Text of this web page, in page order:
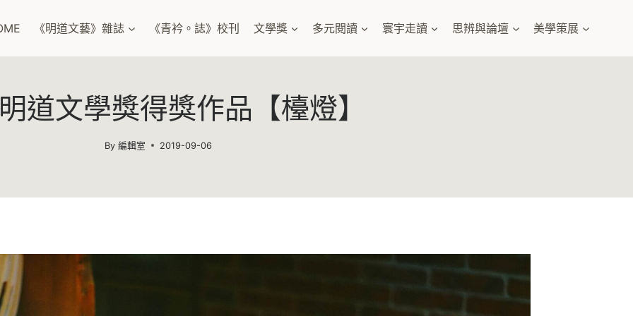
《明道文藝》雜誌 《青衿。誌》校刊 文學獎 多元閱讀 寰宇走讀 思辨與論壇 美學策展
道文學獎得獎作品【檯燈】
By 編輯室 2019-09-06